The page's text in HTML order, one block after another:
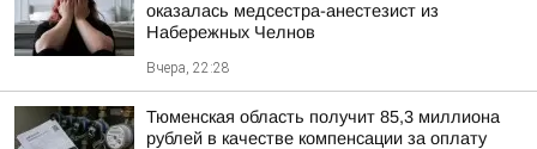
оказалась медсестра-анестезист из
Набережных Челнов
Вчера, 22:28
Тюменская область получит 85,3 миллиона
рублей в качестве компенсации за оплату